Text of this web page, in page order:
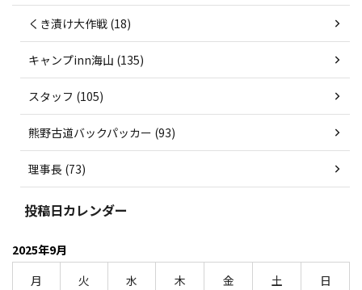
くき漬け大作戦 (18)
キャンプinn海山 (135)
スタッフ (105)
熊野古道バックパッカー (93)
理事長 (73)
投稿日カレンダー
2025年9月
月
火 水 木 金 土 日